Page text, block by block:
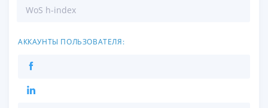
WoS h-index
АККАУНТЫ ПОЛЬЗОВАТЕЛЯ: